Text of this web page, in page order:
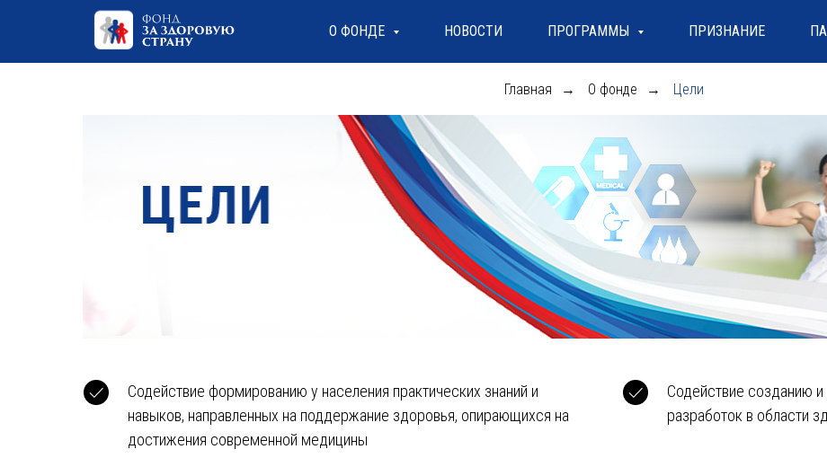
О ФОНДЕ НОВОСТИ ПРОГРАММЫ ПРИЗНАНИЕ
Главная → О фонде → Цели
Содействие формированию у населения практических знаний и
навыков, направленных на поддержание здоровья, опирающихся на
достижения современной медицины
Содействие созданию
разработок в области